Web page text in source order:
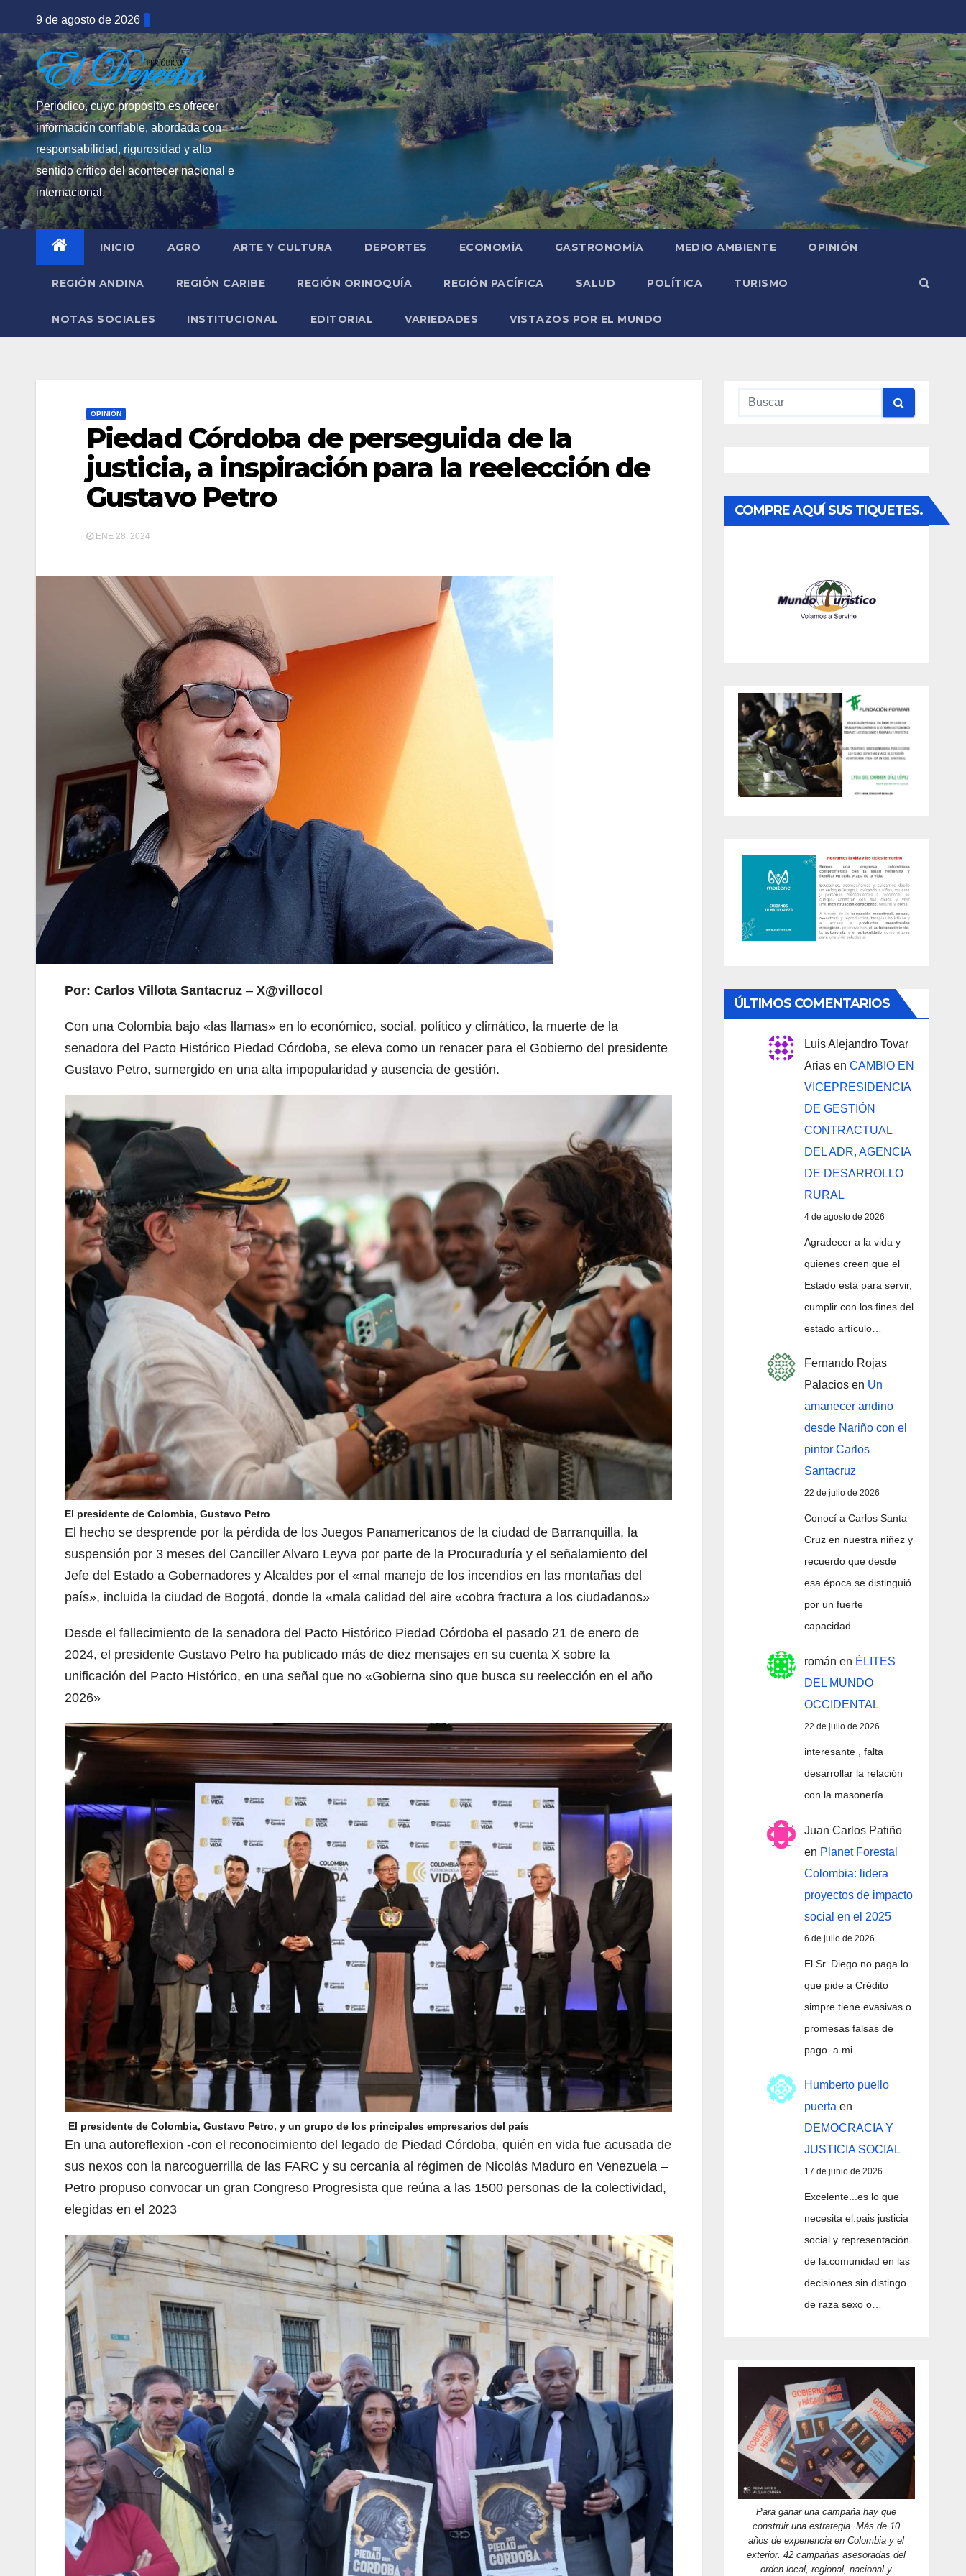
al
contenido
9 de agosto de 2026
Periódico, cuyo propósito es ofrecer
información confiable, abordada con
responsabilidad, rigurosidad y alto
sentido crítico del acontecer nacional e
internacional.
INICIO AGRO ARTE Y CULTURA DEPORTES ECONOMÍA GASTRONOMÍA MEDIO AMBIENTE OPINIÓN
REGIÓN ANDINA REGIÓN CARIBE REGIÓN ORINOQUÍA REGIÓN PACÍFICA SALUD POLÍTICA TURISMO
NOTAS SOCIALES INSTITUCIONAL EDITORIAL VARIEDADES VISTAZOS POR EL MUNDO
OPINIÓN
Piedad Córdoba de perseguida de la
justicia, a inspiración para la reelección de
Gustavo Petro
ENE 28, 2024
Por: Carlos Villota Santacruz – X@villocol
Con una Colombia bajo «las llamas» en lo económico, social, político y climático, la muerte de la
senadora del Pacto Histórico Piedad Córdoba, se eleva como un renacer para el Gobierno del presidente
Gustavo Petro, sumergido en una alta impopularidad y ausencia de gestión.
El presidente de Colombia, Gustavo Petro
El hecho se desprende por la pérdida de los Juegos Panamericanos de la ciudad de Barranquilla, la
suspensión por 3 meses del Canciller Alvaro Leyva por parte de la Procuraduría y el señalamiento del
Jefe del Estado a Gobernadores y Alcaldes por el «mal manejo de los incendios en las montañas del
país», incluida la ciudad de Bogotá, donde la «mala calidad del aire «cobra fractura a los ciudadanos»
Desde el fallecimiento de la senadora del Pacto Histórico Piedad Córdoba el pasado 21 de enero de
2024, el presidente Gustavo Petro ha publicado más de diez mensajes en su cuenta X sobre la
unificación del Pacto Histórico, en una señal que no «Gobierna sino que busca su reelección en el año
2026»
El presidente de Colombia, Gustavo Petro, y un grupo de los principales empresarios del país
En una autoreflexion -con el reconocimiento del legado de Piedad Córdoba, quién en vida fue acusada de
sus nexos con la narcoguerrilla de las FARC y su cercanía al régimen de Nicolás Maduro en Venezuela –
Petro propuso convocar un gran Congreso Progresista que reúna a las 1500 personas de la colectividad,
elegidas en el 2023
COMPRE AQUÍ SUS TIQUETES.
ÚLTIMOS COMENTARIOS
Luis Alejandro Tovar
Ariasen CAMBIO EN
VICEPRESIDENCIA
DE GESTIÓN
CONTRACTUAL
DEL ADR, AGENCIA
DE DESARROLLO
RURAL
4 de agosto de 2026
Agradecer a la vida y
quienes creen que el
Estado está para servir,
cumplir con los fines del
estado artículo…
Fernando Rojas
Palaciosen Un
amanecer andino
desde Nariño con el
pintor Carlos
Santacruz
22 de julio de 2026
Conocí a Carlos Santa
Cruz en nuestra niñez y
recuerdo que desde
esa época se distinguió
por un fuerte
capacidad…
román en ÉLITES
DEL MUNDO
OCCIDENTAL
22 de julio de 2026
interesante , falta
desarrollar la relación
con la masonería
Juan Carlos Patiño
en Planet Forestal
Colombia: lidera
proyectos de impacto
social en el 2025
6 de julio de 2026
El Sr. Diego no paga lo
que pide a Crédito
simpre tiene evasivas o
promesas falsas de
pago. a mi…
Humberto puello
puerta en
DEMOCRACIA Y
JUSTICIA SOCIAL
17 de junio de 2026
Excelente...es lo que
necesita el.pais justicia
social y representación
de la.comunidad en las
decisiones sin distingo
de raza sexo o…
Para ganar una campaña hay que
construir una estrategia. Más de 10
años de experiencia en Colombia y el
exterior. 42 campañas asesoradas del
orden local, regional, nacional y